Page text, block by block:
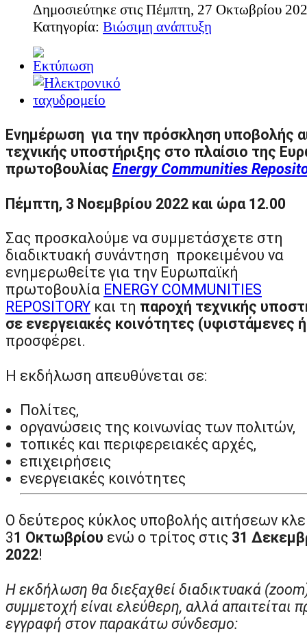
Δημοσιεύτηκε στις Πέμπτη, 27 Οκτωβρίου
Κατηγορία: Βιώσιμη ανάπτυξη
Ενημέρωση για την πρόσκληση υποβολής
τεχνικής υποστήριξης στο πλαίσιο της
πρωτοβουλίας Energy Communities
Πέμπτη, 3 Νοεμβρίου 2022 και ώρα 12.00
Σας προσκαλούμε να συμμετάσχετε στη
διαδικτυακή συνάντηση προκειμένου να
ενημερωθείτε για την Ευρωπαϊκή
πρωτοβουλία ENERGY COMMUNITIES
REPOSITORY και τη παροχή τεχνικής
σε ενεργειακές κοινότητες (υφιστάμενες
προσφέρει.
Η εκδήλωση απευθύνεται σε:
Πολίτες,
οργανώσεις της κοινωνίας των πολιτών,
τοπικές και περιφερειακές αρχές,
επιχειρήσεις
ενεργειακές κοινότητες
Ο δεύτερος κύκλος υποβολής αιτήσεων
31 Οκτωβρίου ενώ ο τρίτος στις 31
2022!
Η εκδήλωση θα διεξαχθεί διαδικτυακά
συμμετοχή είναι ελεύθερη, αλλά απαιτείται
εγγραφή στον παρακάτω σύνδεσμο: